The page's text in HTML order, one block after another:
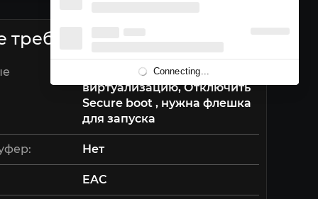
UEFI bios , Включить
виртуализацию, Отключить
Secure boot , нужна флешка
для запуска
Нет
EAC
Connecting...